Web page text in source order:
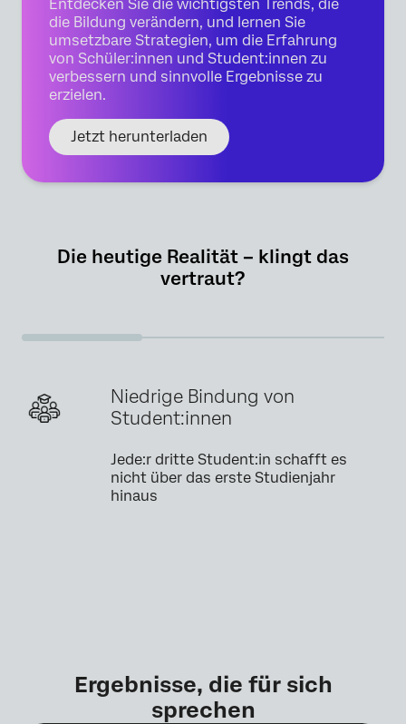
Entdecken Sie die wichtigsten Trends, die
die Bildung verändern, und lernen Sie
umsetzbare Strategien, um die Erfahrung
von Schüler:innen und Student:innen zu
verbessern und sinnvolle Ergebnisse zu
erzielen.
Jetzt herunterladen
Die heutige Realität – klingt das
vertraut?
Niedrige Bindung von
Student:innen
Jede:r dritte Student:in schafft es
nicht über das erste Studienjahr
hinaus
Ergebnisse, die für sich
sprechen